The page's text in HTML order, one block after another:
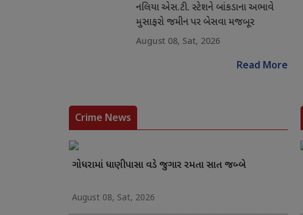
નલિયા એસ.ટી. સ્ટેશને બાંકડાના અભાવે
મુસાફરો જમીન પર બેસવા મજબૂર
August 08, Sat, 2026
Read More
Crime News
ગોધરામાં ધાણીપાસા વડે જુગાર રમતા સાત જબ્બે
August 08, Sat, 2026